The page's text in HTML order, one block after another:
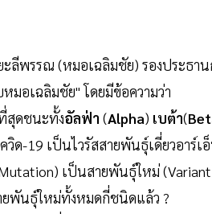
ลีพรรณ (หมอเฉลิมชัย) รองประธา
อเฉลิมชัย" โดยมีข้อความว่า
สุดชนะทั้งอัลฟ่า (Alpha) เบต้า(
วิด-19 เป็นไวรัสสายพันธุ์เดี่ยวอาร์
เป็นสายพันธุ์ใหม่
พันธุ์ใหม่ทั้งหมดกี่ชนิดแล้ว ?